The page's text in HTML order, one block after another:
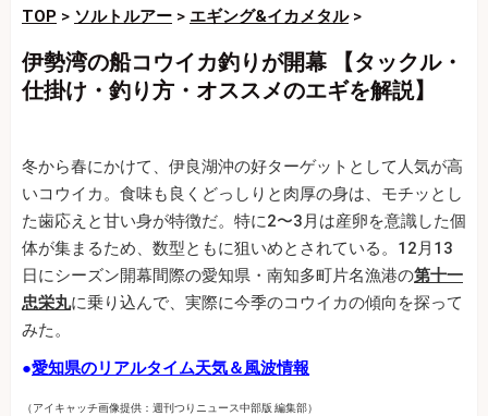
TOP > ソルトルアー > エギング&イカメタル>
伊勢湾の船コウイカ釣りが開幕 【タックル・
仕掛け・釣り方・オススメのエギを解説】
冬から春にかけて、伊良湖沖の好ターゲットとして人気が高
いコウイカ。食味も良くどっしりと肉厚の身は、モチッとし
た歯応えと甘い身が特徴だ。特に2〜3月は産卵を意識した個
体が集まるため、数型ともに狙いめとされている。12月13
日にシーズン開幕間際の愛知県・南知多町片名漁港の第十一
忠栄丸に乗り込んで、実際に今季のコウイカの傾向を探って
みた。
●愛知県のリアルタイム天気＆風波情報
（アイキャッチ画像提供：週刊つりニュース中部版 編集部）